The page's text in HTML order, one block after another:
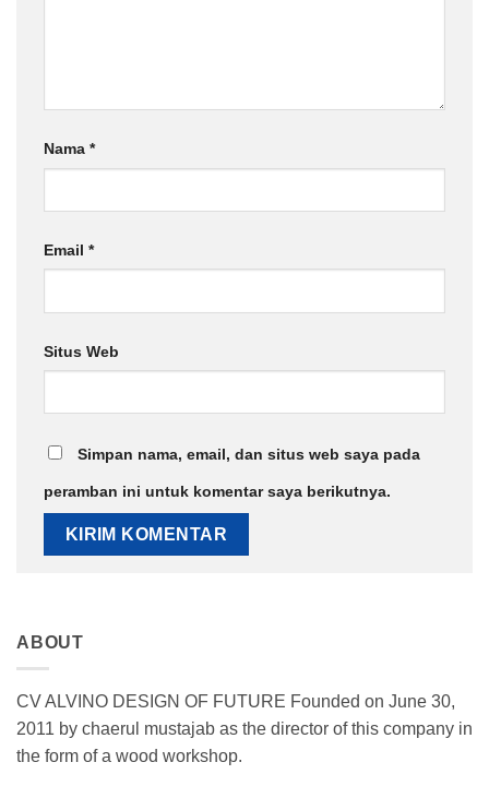
Nama *
Email *
Situs Web
Simpan nama, email, dan situs web saya pada
peramban ini untuk komentar saya berikutnya.
ABOUT
CV ALVINO DESIGN OF FUTURE Founded on June 30,
2011 by chaerul mustajab as the director of this company in
the form of a wood workshop.